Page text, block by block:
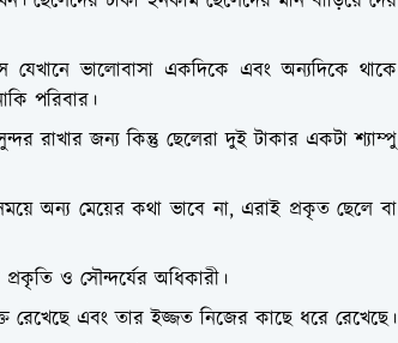
ভালোবাসা একদিকে এবং অন্যদিকে থাকে
পরিবার।
রাখার জন্য কিন্তু ছেলেরা দুই টাকার একটা শ্যাম্পু
অন্য মেয়ের কথা ভাবে না, এরাই প্রকৃত ছেলে বা
ও সৌন্দর্যের অধিকারী।
এবং তার ইজ্জত নিজের কাছে ধরে রেখেছে।